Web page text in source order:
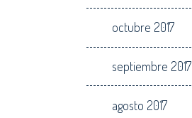
octubre 2017
septiembre 2017
agosto 2017